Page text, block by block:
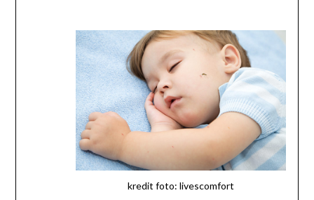
kredit foto: livescomfort